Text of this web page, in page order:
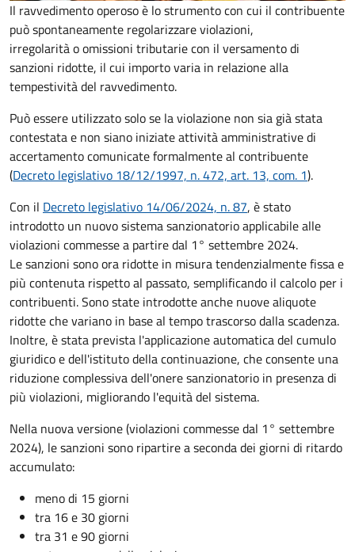
Il ravvedimento operoso è lo strumento con cui il contribuente
può spontaneamente regolarizzare violazioni,
irregolarità o omissioni tributarie con il versamento di
sanzioni ridotte, il cui importo varia in relazione alla
tempestività del ravvedimento.
Può essere utilizzato solo se la violazione non sia già stata
contestata e non siano iniziate attività amministrative di
accertamento comunicate formalmente al contribuente
(Decreto legislativo 18/12/1997, n. 472, art. 13, com. 1).
Con il Decreto legislativo 14/06/2024, n. 87, è stato
introdotto un nuovo sistema sanzionatorio applicabile alle
violazioni commesse a partire dal 1° settembre 2024.
Le sanzioni sono ora ridotte in misura tendenzialmente fissa e
più contenuta rispetto al passato, semplificando il calcolo per i
contribuenti. Sono state introdotte anche nuove aliquote
ridotte che variano in base al tempo trascorso dalla scadenza.
Inoltre, è stata prevista l'applicazione automatica del cumulo
giuridico e dell'istituto della continuazione, che consente una
riduzione complessiva dell'onere sanzionatorio in presenza di
più violazioni, migliorando l'equità del sistema.
Nella nuova versione (violazioni commesse dal 1° settembre
2024), le sanzioni sono ripartire a seconda dei giorni di ritardo
accumulato:
meno di 15 giorni
tra 16 e 30 giorni
tra 31 e 90 giorni